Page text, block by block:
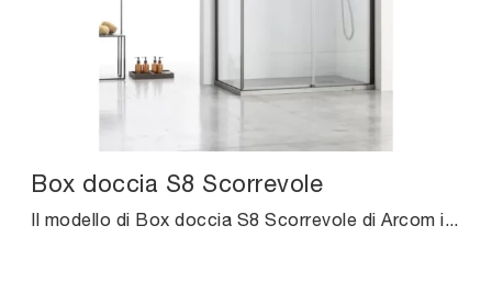
Box doccia S8 Scorrevole
Il modello di Box doccia S8 Scorrevole di Arcom in vetro ultima il locale unendo al meglio doti di classe con ergonomia e sicurezza.